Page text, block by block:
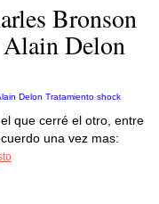
Bronson
Delon
que cerré el otro, entre
una vez mas: